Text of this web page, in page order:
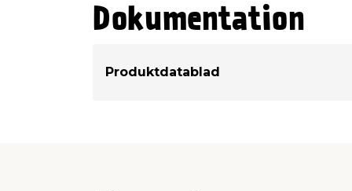
Højde/tykkelse
Dokumentation
Produktdatablad